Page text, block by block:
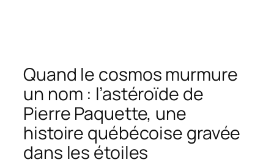
Quand le cosmos murmure
un nom : l’astéroïde de
Pierre Paquette, une
histoire québécoise gravée
dans les étoiles